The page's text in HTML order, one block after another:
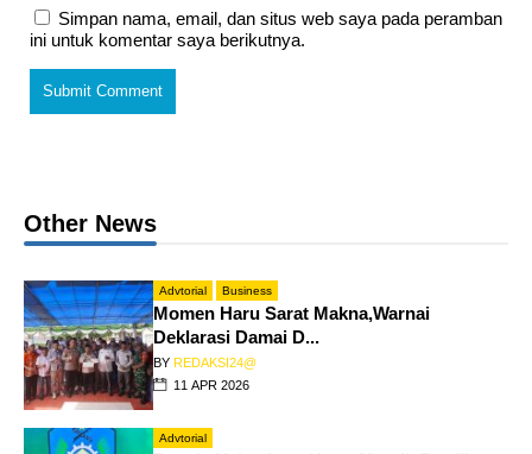
Simpan nama, email, dan situs web saya pada peramban
ini untuk komentar saya berikutnya.
Other News
Advtorial Business
Momen Haru Sarat Makna,Warnai
Deklarasi Damai D...
BY REDAKSI24@
11 APR 2026
Advtorial